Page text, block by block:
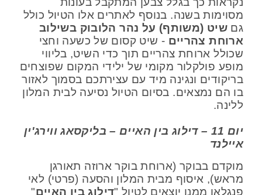
מסוימות בשנה. בנוסף לאתרים אלו הטיול כולל
גםשיט (משותף) על נהר הלובוק בשילוב
ארוחת צהריים - שיט קסום של כשעה וחצי
שכולל ארוחת צהריים תוך כדי השיט, בליווי
מופע פולקלור מקומי של ילידי המקום שפוצחים
בריקודים ונגינה מיד עם עצירתכם בסמוך לאזור
בו הם נמצאים. בסיום הטיול נסיעה לבית המלון
ללינה.
יום 11 – דילוג בין האיים – בליקסאג ווירג'ין
איילנד
מוקדם בבוקר (ארוחת בוקר ארוזה תאורגן
מראש), איסוף מבית המלון והסעה (פרטי) לאי
פנגלאו ממנו יוצאים לטיול "דילוג בין האיים"